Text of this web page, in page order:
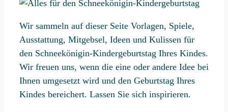
Wir sammeln auf dieser Seite Vorlagen, Spiele,
Ausstattung, Mitgebsel, Ideen und Kulissen für
den Schneekönigin-Kindergeburtstag Ihres Kindes.
Wir freuen uns, wenn die eine oder andere Idee bei
Ihnen umgesetzt wird und den Geburtstag Ihres
Kindes bereichert. Lassen Sie sich inspirieren.